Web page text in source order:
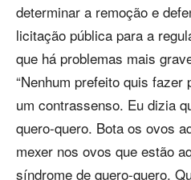
determinar a remoção e
licitação pública para a
que há problemas mais
“Nenhum prefeito quis
um contrassenso. Eu dizia
quero-quero. Bota os ovos
mexer nos ovos que estão
síndrome de quero-quero.